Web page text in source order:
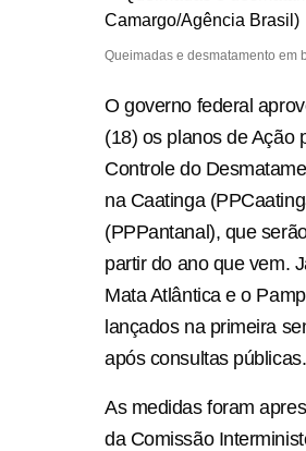
Queimadas e desmatamento em
O governo federal
(18) os planos de Ação
Controle do
na Caatinga
(PPPantanal), que
partir do ano que vem.
Mata Atlântica e o
lançados na primeira
após consultas públicas.
As medidas foram
da Comissão